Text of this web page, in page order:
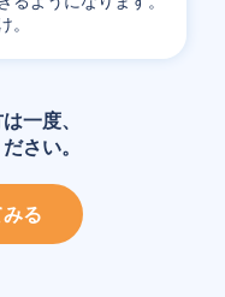
一度、
さい。
る